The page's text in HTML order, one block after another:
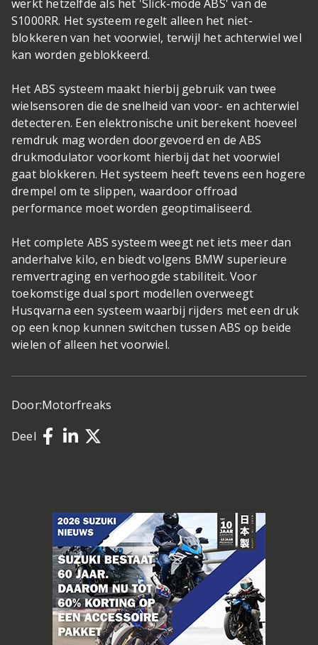
werkt hetzelfde als het 'Slick-mode ABS' van de
S1000RR. Het systeem regelt alleen het niet-
blokkeren van het voorwiel, terwijl het achterwiel wel
kan worden geblokkeerd.
Het ABS systeem maakt hierbij gebruik van twee
wielsensoren die de snelheid van voor- en achterwiel
detecteren. Een elektronische unit berekent hoeveel
remdruk mag worden doorgevoerd en de ABS
drukmodulator voorkomt hierbij dat het voorwiel
gaat blokkeren. Het systeem heeft tevens een hogere
drempel om te slippen, waardoor offroad
performance moet worden geoptimaliseerd.
Het complete ABS systeem weegt net iets meer dan
anderhalve kilo, en biedt volgens BMW superieure
remvertraging en verhoogde stabiliteit. Voor
toekomstige dual sport modellen overweegt
Husqvarna een systeem waarbij rijders met een druk
op een knop kunnen switchen tussen ABS op beide
wielen of alleen het voorwiel.
Door:Motorfreaks
Deel